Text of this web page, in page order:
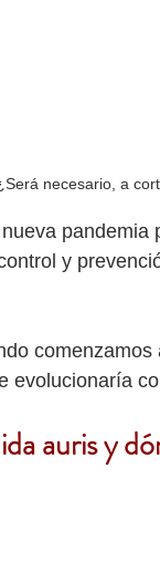
necesario, a
y
evolucionaría
auris y